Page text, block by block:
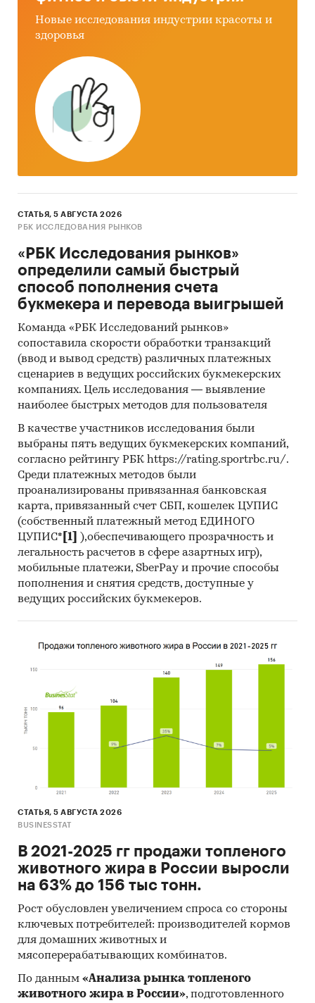
Новые исследования индустрии красоты и
здоровья
СТАТЬЯ, 5 АВГУСТА 2026
РБК ИССЛЕДОВАНИЯ РЫНКОВ
«РБК Исследования рынков»
определили самый быстрый
способ пополнения счета
букмекера и перевода выигрышей
Команда «РБК Исследований рынков»
сопоставила скорости обработки транзакций
(ввод и вывод средств) различных платежных
сценариев в ведущих российских букмекерских
компаниях. Цель исследования — выявление
наиболее быстрых методов для пользователя
В качестве участников исследования были
выбраны пять ведущих букмекерских компаний,
согласно рейтингу РБК https://rating.sportrbc.ru/.
Среди платежных методов были
проанализированы привязанная банковская
карта, привязанный счет СБП, кошелек ЦУПИС
(собственный платежный метод ЕДИНОГО
ЦУПИС* [1]
),обеспечивающего прозрачность и
легальность расчетов в сфере азартных игр),
мобильные платежи, SberPay и прочие способы
пополнения и снятия средств, доступные у
ведущих российских букмекеров.
СТАТЬЯ, 5 АВГУСТА 2026
BUSINESSTAT
В 2021-2025 гг продажи топленого
животного жира в России выросли
на 63% до 156 тыс тонн.
Рост обусловлен увеличением спроса со стороны
ключевых потребителей: производителей кормов
для домашних животных и
мясоперерабатывающих комбинатов.
По данным «Анализа рынка топленого
животного жира в России», подготовленного